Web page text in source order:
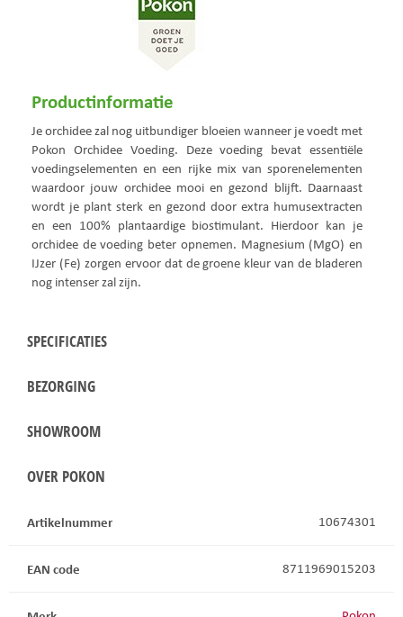
Productinformatie
Je orchidee zal nog uitbundiger bloeien wanneer je voedt met
Pokon Orchidee Voeding. Deze voeding bevat essentiële
voedingselementen en een rijke mix van sporenelementen
waardoor jouw orchidee mooi en gezond blijft. Daarnaast
wordt je plant sterk en gezond door extra humusextracten
en een 100% plantaardige biostimulant. Hierdoor kan je
orchidee de voeding beter opnemen. Magnesium (MgO) en
IJzer (Fe) zorgen ervoor dat de groene kleur van de bladeren
nog intenser zal zijn.
SPECIFICATIES
BEZORGING
SHOWROOM
OVER POKON
Artikelnummer 10674301
EAN code 8711969015203